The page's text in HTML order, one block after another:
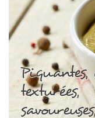
Piquantes,
texturées,